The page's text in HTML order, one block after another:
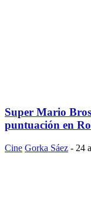
Super Mario
puntuación en
Cine Gorka Sáez - 24